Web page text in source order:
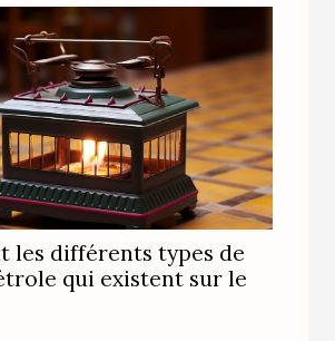
les différents types de
qui existent sur le